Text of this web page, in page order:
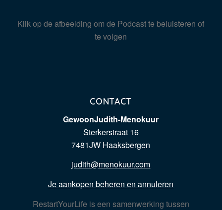
Klik op de afbeelding om de Podcast te beluisteren of
te volgen
CONTACT
GewoonJudith-Menokuur
Sterkerstraat 16
7481JW Haaksbergen
judith@menokuur.com
Je aankopen beheren en annuleren
RestartYourLife is een samenwerking tussen